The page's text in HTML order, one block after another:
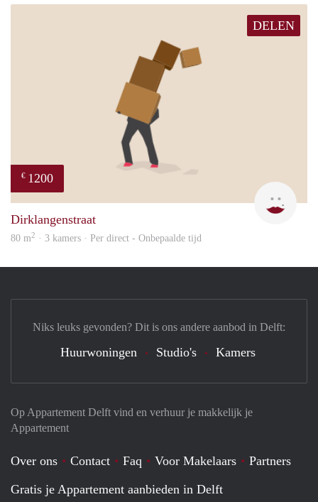
DELEN
€ 1200
Dirklangenstraat
80 m2 · 3 kamers · Per direct - Onbepaalde tijd
Op Appartement Delft vind en verhuur je makkelijk je
Appartement
Over ons Contact Faq Voor Makelaars
Partners
Gratis je Appartement aanbieden in Delft
Niks leuks gevonden? Dit is ons andere aanbod in Delft:
Huurwoningen Studio's Kamers